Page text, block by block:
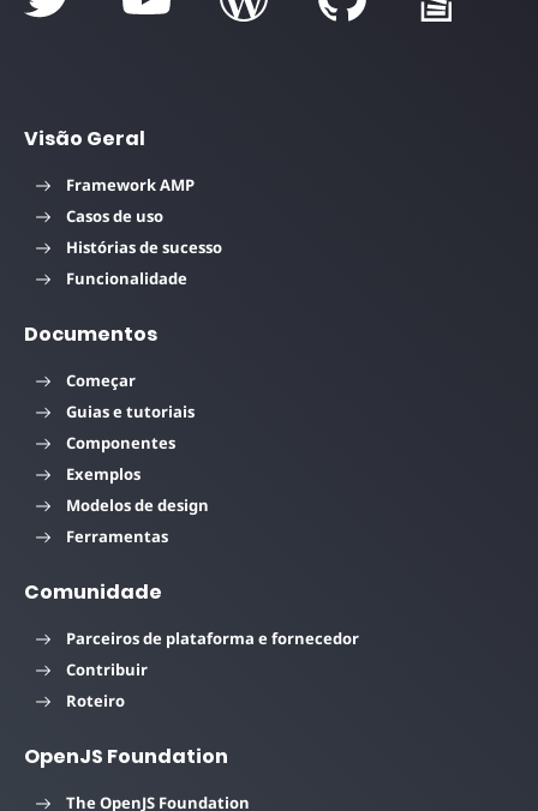
Visão Geral
Framework AMP
Casos de uso
Histórias de sucesso
Funcionalidade
Documentos
Começar
Guias e tutoriais
Componentes
Exemplos
Modelos de design
Ferramentas
Comunidade
Parceiros de plataforma e fornecedor
Contribuir
Roteiro
OpenJS Foundation
The OpenJS Foundation